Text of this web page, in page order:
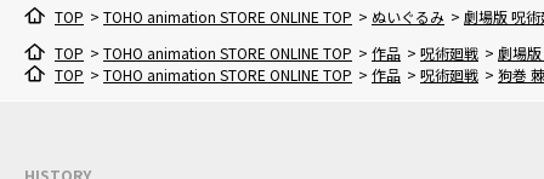
TOP > TOHO animation STORE ONLINE TOP > ぬいぐるみ > 劇場版 呪
TOP > TOHO animation STORE ONLINE TOP > 作品 > 呪術廻戦 > 劇場
TOP > TOHO animation STORE ONLINE TOP > 作品 > 呪術廻戦 > 狗巻 棘
HISTORY